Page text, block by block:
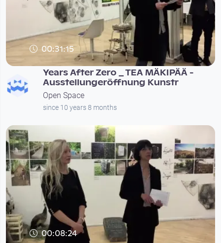
00:31:15
Years After Zero _ TEA MÄKIPÄÄ -
Ausstellungeröffnung Kunstr
Open Space
since 10 years 8 months
00:08:24